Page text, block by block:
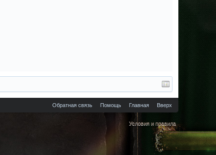
Обратная связь Помощь Главная Вверх
Условия и правила